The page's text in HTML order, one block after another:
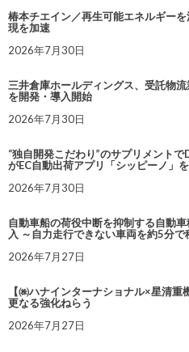
椿本チエイン／再生可能エネルギー
現を加速
2026年7月30日
三井倉庫ホールディングス、受託物
を開発・導入開始
2026年7月30日
“独自開発こだわり”のサプリメント
がEC自動出荷アプリ「シッピーノ」
2026年7月30日
自動車船の荷役中断を抑制する自動
入 ～自力走行できない車両を約5分で
2026年7月27日
【㈱ハナインターナショナル×星清
更なる強化ねらう
2026年7月27日